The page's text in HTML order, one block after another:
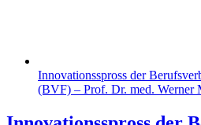
Innovationsspross der
(BVF) – Prof. Dr. med. Werner